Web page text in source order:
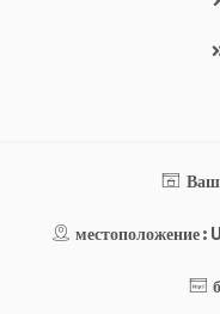
местоположение